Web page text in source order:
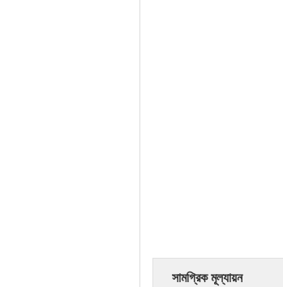
সামগ্রিক মূল্যায়ন